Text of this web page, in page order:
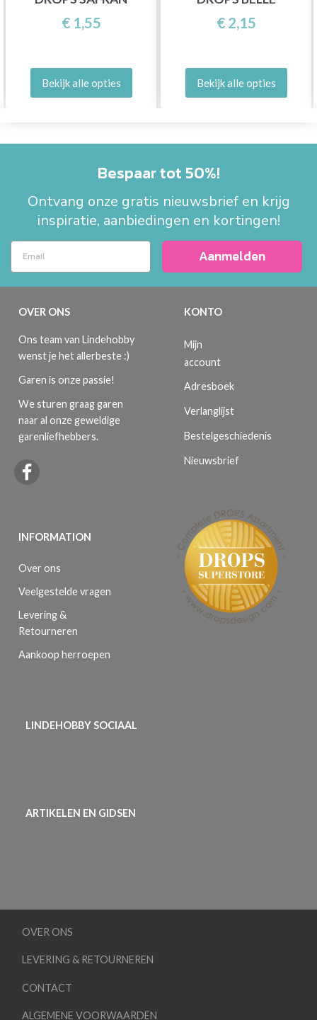
€ 1,55
Bekijk alle opties
€ 2,15
Bekijk alle opties
Bespaar tot 50%!
Ontvang onze gratis nieuwsbrief en krijg
inspiratie, aanbiedingen en kortingen!
Aanmelden
OVER ONS
Ons team van Lindehobby
wenst je het allerbeste :)
Garen is onze passie!
We sturen graag garen
naar al onze geweldige
garenliefhebbers.
INFORMATION
Over ons
Veelgestelde vragen
Levering &
Retourneren
Aankoop herroepen
KONTO
Mijn
account
Adresboek
Verlanglijst
Bestelgeschiedenis
Nieuwsbrief
LINDEHOBBY SOCIAAL
ARTIKELEN EN GIDSEN
OVER ONS
LEVERING & RETOURNEREN
CONTACT
ALGEMENE VOORWAARDEN